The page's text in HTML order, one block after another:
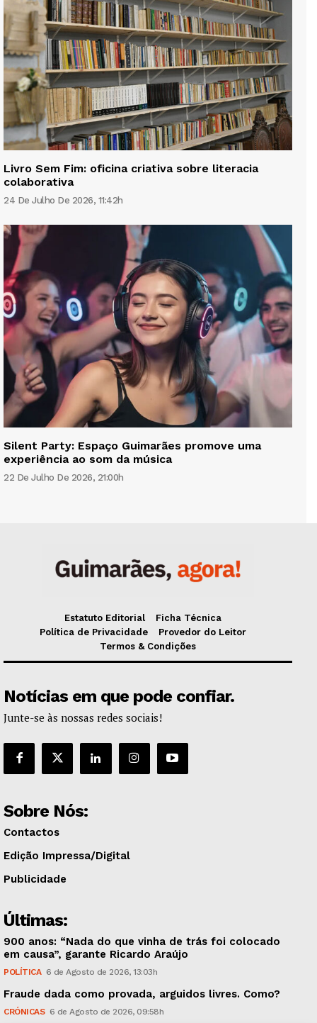
Livro Sem Fim: oficina criativa sobre literacia
colaborativa
24 De Julho De 2026, 11:42h
Silent Party: Espaço Guimarães promove uma
experiência ao som da música
22 De Julho De 2026, 21:00h
Estatuto Editorial
Ficha Técnica
Política de Privacidade
Provedor do Leitor
Termos & Condições
Notícias em que pode confiar.
Junte-se às nossas redes sociais!
Sobre Nós:
Contactos
Edição Impressa/Digital
Publicidade
Últimas:
900 anos: “Nada do que vinha de trás foi colocado
em causa”, garante Ricardo Araújo
POLÍTICA 6 de Agosto de 2026, 13:03h
Fraude dada como provada, arguidos livres. Como?
CRÓNICAS 6 de Agosto de 2026, 09:58h